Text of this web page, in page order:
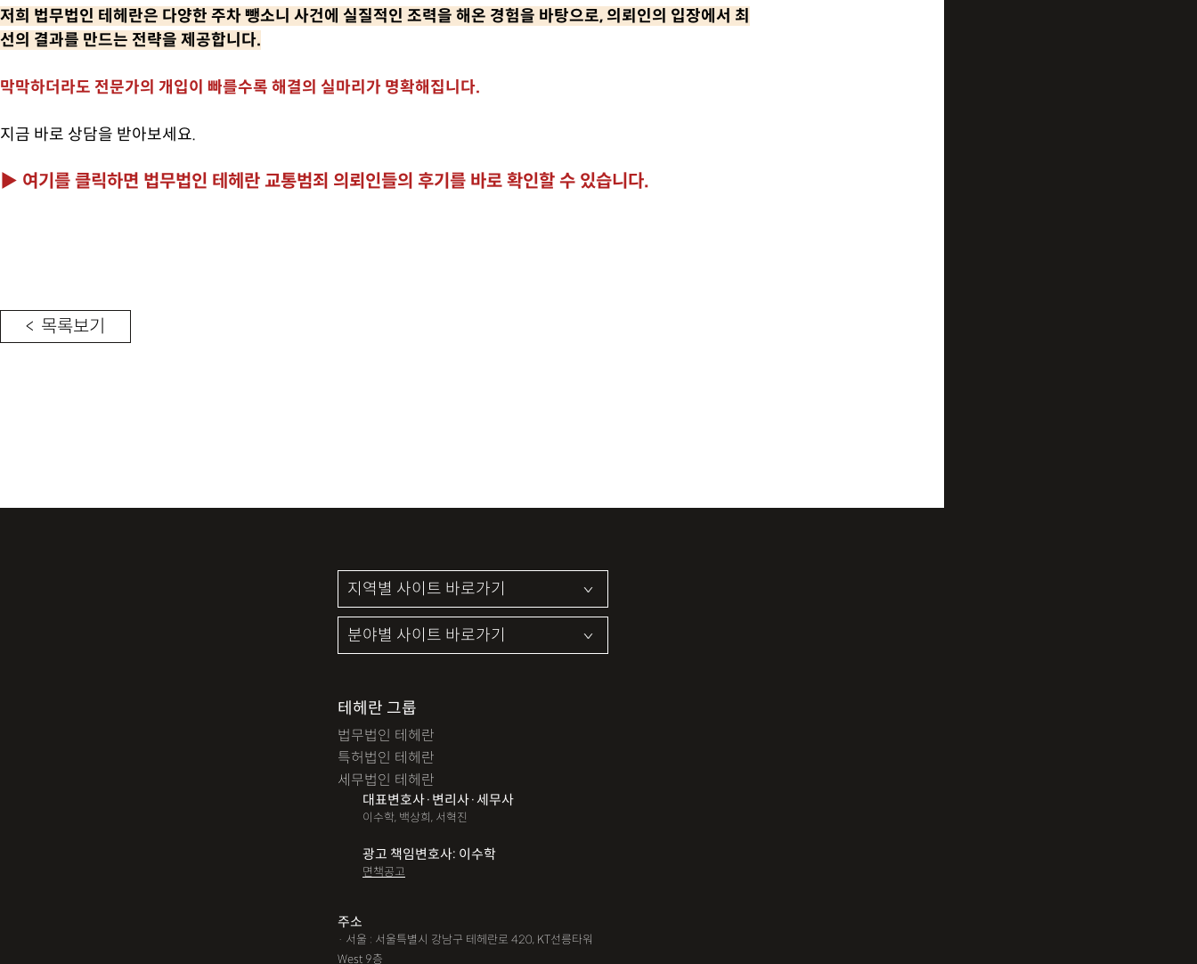
저희 법무법인 테헤란은 다양한 주차 뺑소니 사건에 실질적인 조력을 해온 경험을 바탕으로, 의뢰인의 입장에서 최
선의 결과를 만드는 전략을 제공합니다.
막막하더라도 전문가의 개입이 빠를수록 해결의 실마리가 명확해집니다.
지금 바로 상담을 받아보세요.
▶ 여기를 클릭하면 법무법인 테헤란 교통범죄 의뢰인들의 후기를 바로 확인할 수 있습니다.
< 목록보기
테헤란 그룹
법무법인 테헤란
특허법인 테헤란
세무법인 테헤란
대표변호사·변리사·세무사
이수학, 백상희, 서혁진
광고 책임변호사: 이수학
면책공고
주소
· 서울 : 서울특별시 강남구 테헤란로 420, KT선릉타워
West 9층